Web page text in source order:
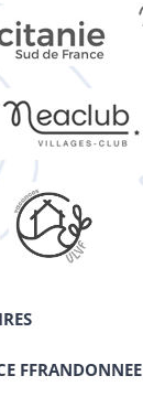
FFRANDONNEE